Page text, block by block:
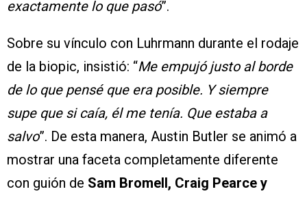
exactamente lo que pasó”.
Sobre su vínculo con Luhrmann durante el rodaje
de la biopic, insistió: “Me empujó justo al borde
de lo que pensé que era posible. Y siempre
supe que si caía, él me tenía. Que estaba a
salvo”. De esta manera, Austin Butler se animó a
mostrar una faceta completamente diferente
con guión de Sam Bromell, Craig Pearce y